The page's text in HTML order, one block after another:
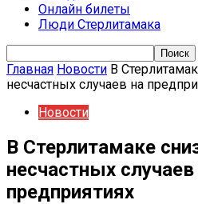
Онлайн билеты
Люди Стерлитамака
Главная Новости В
несчастных случаев на
Новости
В Стерлитамаке
несчастных случаев
предприятиях